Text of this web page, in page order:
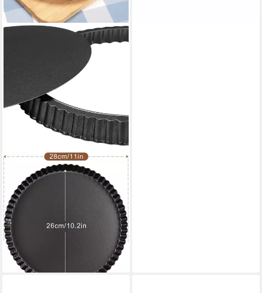
Quicheform 28cm
Quicheform Mit Hebeboden
Antihaft Tarteform Rund, (1-
tlg)
30,99 €
37,19 €
-17%
lieferbar in 2 Wochen